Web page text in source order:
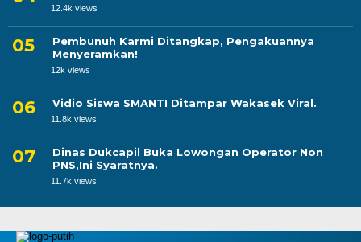
12.4k views
Pembunuh Karmi Ditangkap, Pengakuannya
Menyeramkan!
12k views
Vidio Siswa SMANTI Ditampar Wakasek Viral.
11.8k views
Dinas Dukcapil Buka Lowongan Operator Non
PNS,Ini Syaratnya.
11.7k views